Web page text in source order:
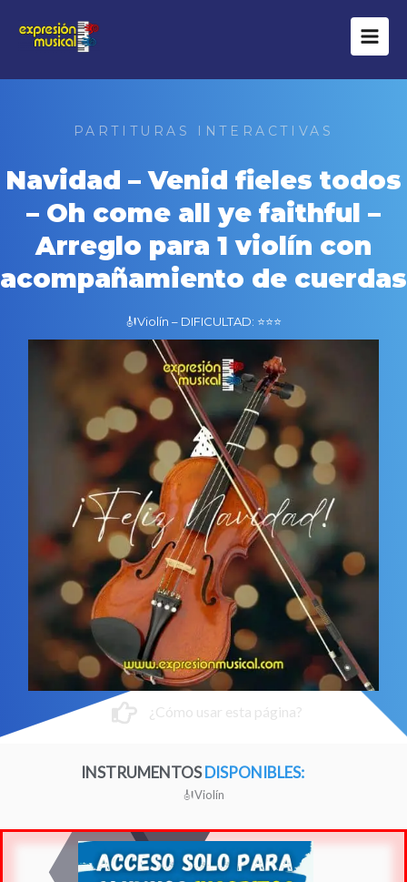
PARTITURAS INTERACTIVAS
Navidad – Venid fieles todos
– Oh come all ye faithful –
Arreglo para 1 violín con
acompañamiento de cuerdas
🎻Violín – DIFICULTAD: ⭐⭐⭐
¿Cómo usar esta página?
INSTRUMENTOS DISPONIBLES:
🎻Violín